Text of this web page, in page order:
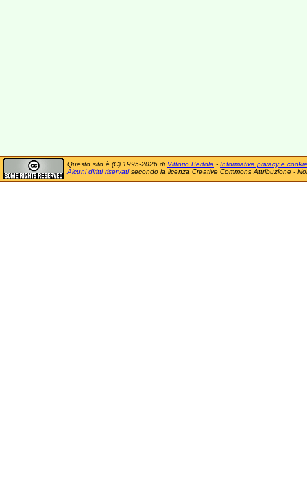
Questo sito è (C) 1995-2026 di Vittorio Bertola - Informativa privacy e cookie
Alcuni diritti riservatisecondo la licenza Creative Commons Attribuzione -